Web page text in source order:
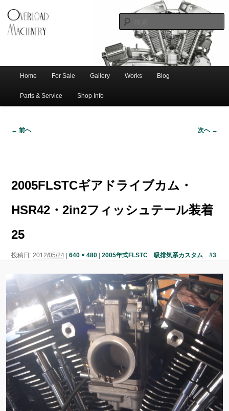
新潟のハー
レー中古車
バーロード
ショベル・アイアンスポーツ・エボビッグツイン＆スポーツスターなどを取
り扱う中古ハーレー専門店。整備・修理・カスタムまで一貫対応します。
ン
メ
イ
ン
ン
テ
移
動
サ
ブ
コ
テ
ン
動
Home For Sale Gallery Works Blog
Parts & Service Shop Info
ゲ
シ
ン
← 前へ 次へ →
2005FLSTCギアドライブカム・
HSR42・2in2フィッシュテール装着
25
投稿日: 2012/05/24| 640 × 480| 2005年式FLSTC 吸排気系カスタム #3